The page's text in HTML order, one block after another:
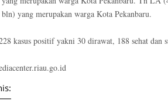
yang merupakan warga Kota Pekanbaru.
kasus positif yakni 30 dirawat, 188 sehat